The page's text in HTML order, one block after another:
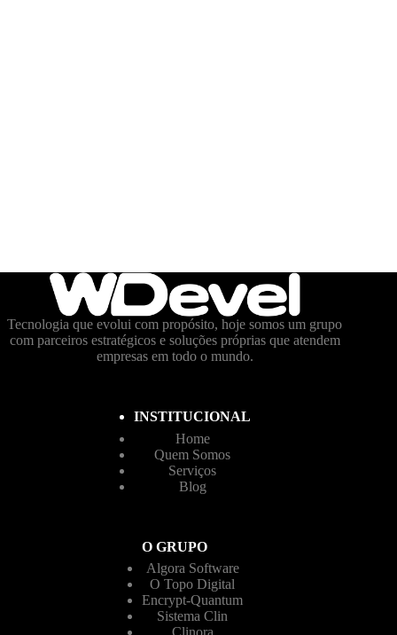
Tecnologia que evolui com propósito, hoje somos um grupo
com parceiros estratégicos e soluções próprias que atendem
empresas em todo o mundo.
INSTITUCIONAL
Home
Quem Somos
Serviços
Blog
O GRUPO
Algora Software
O Topo Digital
Encrypt-Quantum
Sistema Clin
Clinora